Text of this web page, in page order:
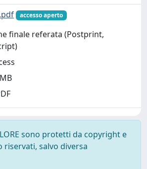
accesso aperto
finale referata (Postprint,
sono protetti da copyright e
salvo diversa